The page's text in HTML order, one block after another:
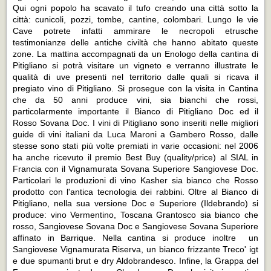
Qui ogni popolo ha scavato il tufo creando una città sotto la
città: cunicoli, pozzi, tombe, cantine, colombari. Lungo le vie
Cave potrete infatti ammirare le necropoli etrusche
testimonianze delle antiche civiltà che hanno abitato queste
zone. La mattina accompagnati da un Enologo della cantina di
Pitigliano si potrà visitare un vigneto e verranno illustrate le
qualità di uve presenti nel territorio dalle quali si ricava il
pregiato vino di Pitigliano. Si prosegue con la visita in Cantina
che da 50 anni produce vini, sia bianchi che rossi,
particolarmente importante il Bianco di Pitigliano Doc ed il
Rosso Sovana Doc. I vini di Pitigliano sono inseriti nelle migliori
guide di vini italiani da Luca Maroni a Gambero Rosso, dalle
stesse sono stati più volte premiati in varie occasioni: nel 2006
ha anche ricevuto il premio Best Buy (quality/price) al SIAL in
Francia con il Vignamurata Sovana Superiore Sangiovese Doc.
Particolari le produzioni di vino Kasher sia bianco che Rosso
prodotto con l'antica tecnologia dei rabbini. Oltre al Bianco di
Pitigliano, nella sua versione Doc e Superiore (Ildebrando) si
produce: vino Vermentino, Toscana Grantosco sia bianco che
rosso, Sangiovese Sovana Doc e Sangiovese Sovana Superiore
affinato in Barrique. Nella cantina si produce inoltre un
Sangiovese Vignamurata Riserva, un bianco frizzante Treco' igt
e due spumanti brut e dry Aldobrandesco. Infine, la Grappa del